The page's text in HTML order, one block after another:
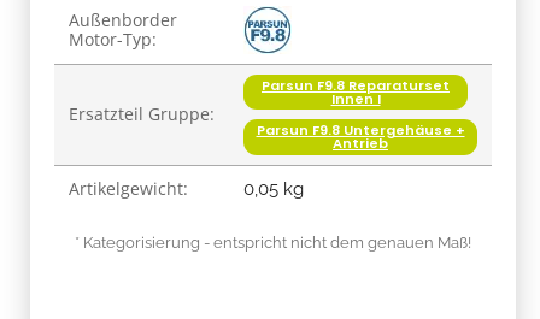
Produkteigenschaft
Wert
Außenborder
Motor-Typ:
Ersatzteil Gruppe:
Parsun F9.8 Reparaturset
Innen I
Parsun F9.8 Untergehäuse +
Antrieb
Artikelgewicht: 0,05 kg
* Kategorisierung - entspricht nicht dem genauen Maß!